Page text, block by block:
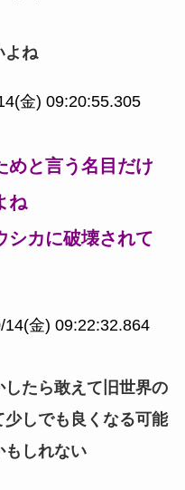
よね
金) 09:20:55.305
めと言う名目だけ
ね
シカに破壊されて
14(金) 09:22:32.864
たら敢えて旧世界の
しでも良くなる可能
もしれない